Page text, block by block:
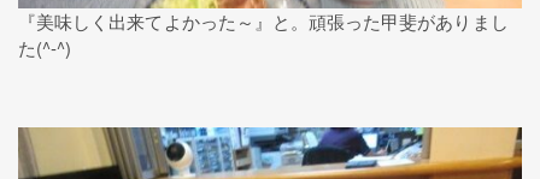
『美味しく出来てよかった～』と。頑張った甲斐がありまし
た(^-^)